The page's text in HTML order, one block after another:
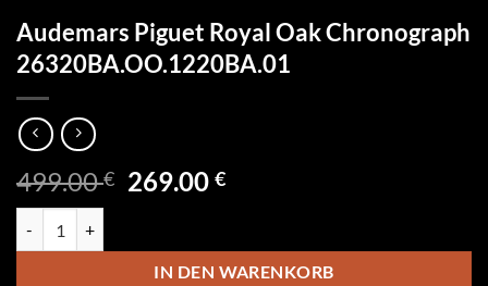
Audemars Piguet Royal Oak Chronograph
26320BA.OO.1220BA.01
499.00€ Ursprünglicher
499.00 €
269.00€Aktueller
269.00 €.
IN DEN WARENKORB